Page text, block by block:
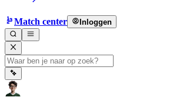
Match center Inloggen